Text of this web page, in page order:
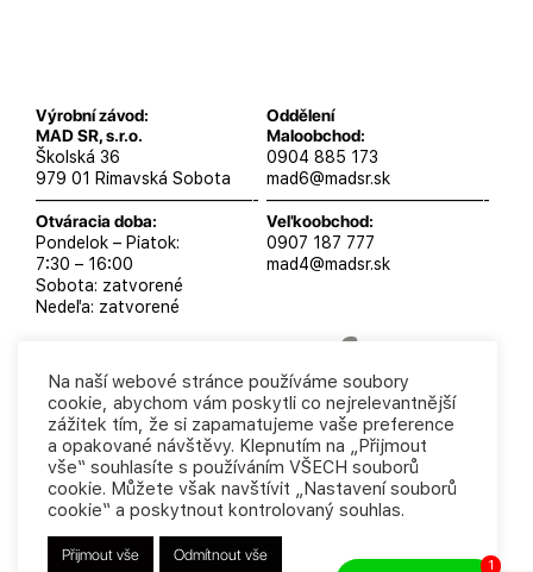
Výrobní závod:
MAD SR, s.r.o.
Školská 36
979 01 Rimavská Sobota
—————————————-
Otváracia doba:
Pondelok – Piatok:
7:30 – 16:00
Sobota: zatvorené
Nedeľa: zatvorené
Oddělení
Maloobchod:
0904 885 173
mad6@madsr.sk
—————————————-
Veľkoobchod:
0907 187 777
mad4@madsr.sk
MAD SR, s.r.o. 2025
Podmienky ochrany osobných
údajov
Obchodné podmienky
Na naší webové stránce používáme soubory
cookie, abychom vám poskytli co nejrelevantnější
zážitek tím, že si zapamatujeme vaše preference
a opakované návštěvy. Klepnutím na „Přijmout
vše“ souhlasíte s používáním VŠECH souborů
cookie. Můžete však navštívit „Nastavení souborů
cookie“ a poskytnout kontrolovaný souhlas.
Přijmout vše Odmítnout vše
1